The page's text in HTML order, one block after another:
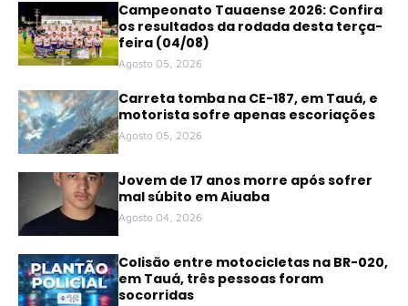
Campeonato Tauaense 2026: Confira
os resultados da rodada desta terça-
feira (04/08)
Agosto 05, 2026
Carreta tomba na CE-187, em Tauá, e
motorista sofre apenas escoriações
Agosto 05, 2026
Jovem de 17 anos morre após sofrer
mal súbito em Aiuaba
Agosto 04, 2026
Colisão entre motocicletas na BR-020,
em Tauá, três pessoas foram
socorridas